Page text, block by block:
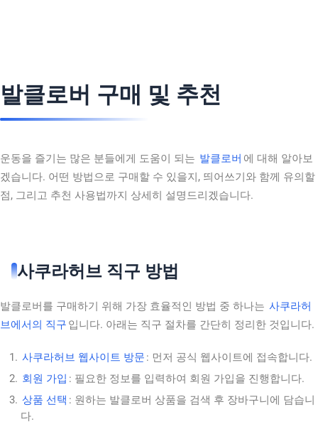
발클로버 구매 및 추천
운동을 즐기는 많은 분들에게 도움이 되는 발클로버 에 대해 알아보
겠습니다. 어떤 방법으로 구매할 수 있을지, 띄어쓰기와 함께 유의할
점, 그리고 추천 사용법까지 상세히 설명드리겠습니다.
사쿠라허브 직구 방법
발클로버를 구매하기 위해 가장 효율적인 방법 중 하나는 사쿠라허
브에서의 직구 입니다. 아래는 직구 절차를 간단히 정리한 것입니다.
사쿠라허브 웹사이트 방문 : 먼저 공식 웹사이트에 접속합니다.
회원 가입 : 필요한 정보를 입력하여 회원 가입을 진행합니다.
상품 선택 : 원하는 발클로버 상품을 검색 후 장바구니에 담습니
다.